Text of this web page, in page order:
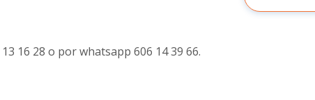
16 28 o por whatsapp 606 14 39 66.